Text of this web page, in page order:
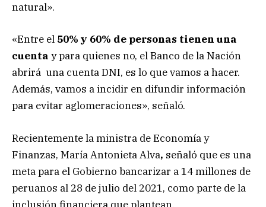
natural».
«Entre el 50% y 60% de personas tienen una
cuenta y para quienes no, el Banco de la Nación
abrirá una cuenta DNI, es lo que vamos a hacer.
Además, vamos a incidir en difundir información
para evitar aglomeraciones», señaló.
Recientemente la ministra de Economía y
Finanzas, María Antonieta Alva, señaló que es una
meta para el Gobierno bancarizar a 14 millones de
peruanos al 28 de julio del 2021, como parte de la
inclusión financiera que plantean.